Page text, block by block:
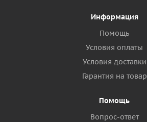
Информация
Помощь
Условия оплаты
Условия доставки
Гарантия на товар
Помощь
Вопрос-ответ